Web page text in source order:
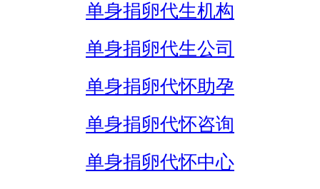
单身捐卵代生机构
单身捐卵代生公司
单身捐卵代怀助孕
单身捐卵代怀咨询
单身捐卵代怀中心